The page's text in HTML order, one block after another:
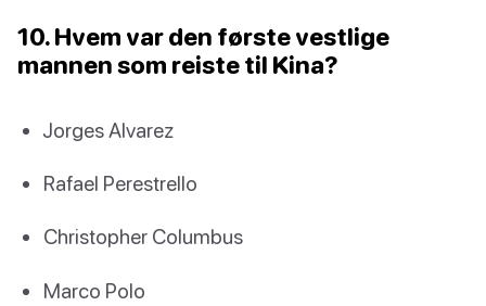
10. Hvem var den første vestlige
mannen som reiste til Kina?
Jorges Alvarez
Rafael Perestrello
Christopher Columbus
Marco Polo